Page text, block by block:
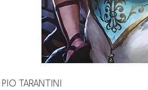
PIO TARANTINI